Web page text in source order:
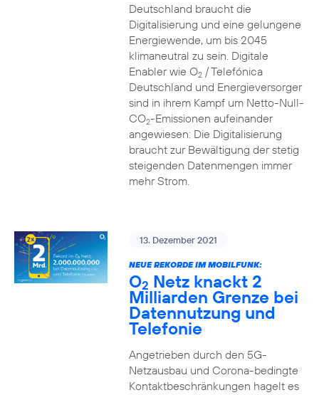
Deutschland braucht die
Digitalisierung und eine gelungene
Energiewende, um bis 2045
klimaneutral zu sein. Digitale
Enabler wie O2/ Telefónica
Deutschland und Energieversorger
sind in ihrem Kampf um Netto-Null-
CO2-Emissionen aufeinander
angewiesen: Die Digitalisierung
braucht zur Bewältigung der stetig
steigenden Datenmengen immer
mehr Strom.
13. Dezember 2021
NEUE REKORDE IM MOBILFUNK:
O2 Netz knackt 2
Milliarden Grenze bei
Datennutzung und
Telefonie
Angetrieben durch den 5G-
Netzausbau und Corona-bedingte
Kontaktbeschränkungen hagelt es